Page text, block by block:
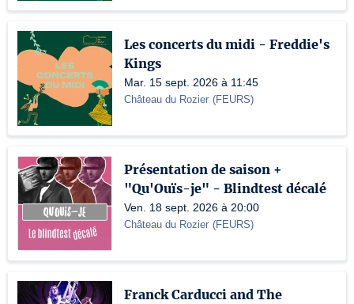
Les concerts du midi - Freddie's
Kings
Mar. 15 sept. 2026 à 11:45
Château du Rozier (FEURS)
Présentation de saison +
"Qu'Ouïs-je" - Blindtest décalé
Ven. 18 sept. 2026 à 20:00
Château du Rozier (FEURS)
Franck Carducci and The